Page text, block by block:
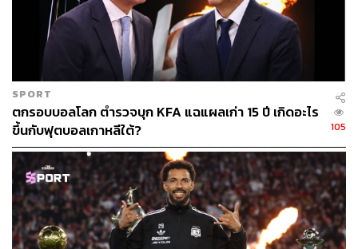
พูดง่ายๆ คือในยุคโควิด-19 แบบนี้ทุกคนก็ควรจะใช้จ่ายอย่าง
มีสติ ซึ่งสำหรับนักเตะอย่างซานโช แม้จะเก่งจริง แต่การที่
สโมสรจะจ่ายเงินในระดับนั้นเป็นเรื่องที่ฝ่ายบริหารเองก็คิด
หนัก เพราะอย่าลืมว่าสโมสรเองก็ขาดรายได้ไปมหาศาลจาก
วิกฤตโรคระบาดที่ไม่มีใครรู้ว่ามันจะจบลงเมื่อไร
ความจริงก็ไม่เฉพาะกับแมนเชสเตอร์​ ยูไนเต็ด เกือบทุก
สโมสรเองก็ต้องรัดเข็มขัดทั้งสิ้น ขนาดลิเวอร์พูลที่ได้เงิน
รางวัลจากการได้แชมป์พรีเมียร์ลีกมากถึง 175 ล้านปอนด์ ก็
ยังล้มเลิกแผนการคว้าตัว ติโม แวร์เนอร์ และเสริมทัพด้วย
แบ็กซ้ายเกรดรองที่มีค่าตัวเพียง 11.75 ล้านปอนด์อย่าง คอส
ตาส ซิมิคาส
SPORT
ตกรอบบอลโลก ตำรวจบุก KFA แฉแผลเก่า 15 ปี เกิดอะไร
ขึ้นกับฟุตบอลเกาหลีใต้?
105